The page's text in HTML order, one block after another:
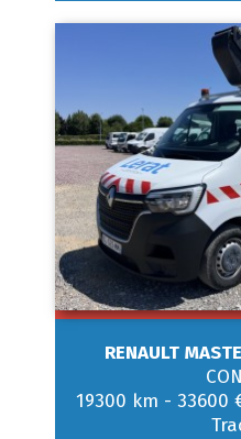
RENAULT
19300 km - 33600